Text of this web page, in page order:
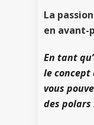
La
en avant-
En tant
le concept
vous
des